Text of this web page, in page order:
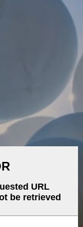
ostavite nam
u roku od 24 sata.